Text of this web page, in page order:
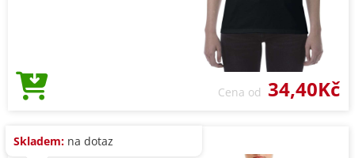
Cena od 34,40Kč
Skladem: na dotaz